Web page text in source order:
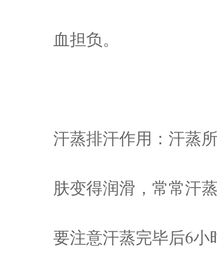
血担负。
汗蒸排汗作用：汗蒸
肤变得润滑，常常汗
要注意汗蒸完毕后6